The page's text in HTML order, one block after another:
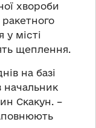
хвороби
у місті
щеплення.
на базі
начальник
Скакун. –